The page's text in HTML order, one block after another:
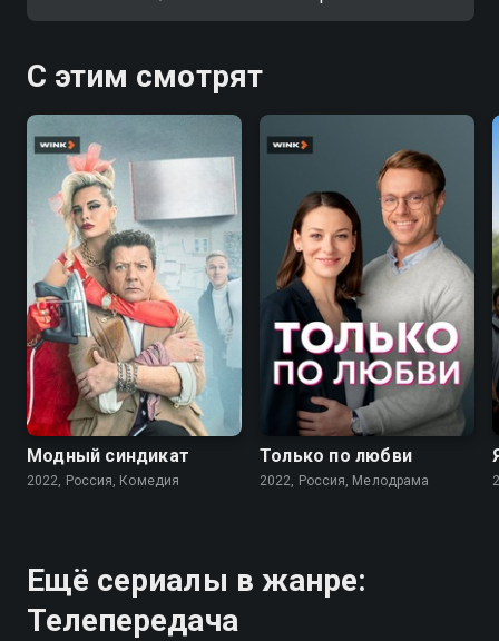
С этим смотрят
7.6
Модный синдикат
2022, Россия, Комедия
Только по любви
2022, Россия, Мелодрама
Ещё сериалы в жанре:
Телепередача